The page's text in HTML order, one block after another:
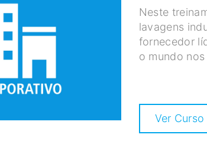
Neste
lavagens
fornecedor
o mundo
Ver Curso